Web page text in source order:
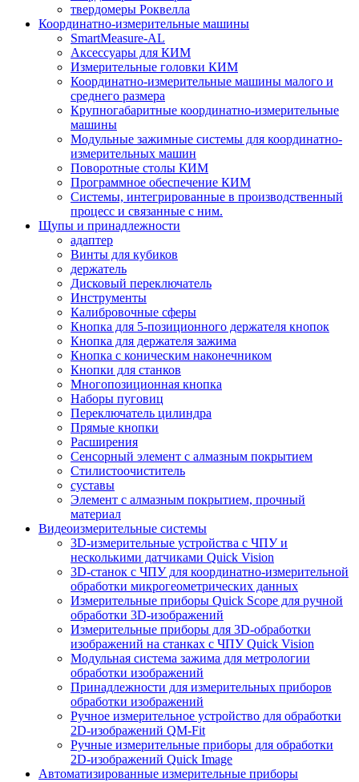
твердомеры Роквелла
Координатно-измерительные машины
SmartMeasure-AL
Аксессуары для КИМ
Измерительные головки КИМ
Координатно-измерительные машины малого и
среднего размера
Крупногабаритные координатно-измерительные
машины
Модульные зажимные системы для координатно-
измерительных машин
Поворотные столы КИМ
Программное обеспечение КИМ
Системы, интегрированные в производственный
процесс и связанные с ним.
Щупы и принадлежности
адаптер
Винты для кубиков
держатель
Дисковый переключатель
Инструменты
Калибровочные сферы
Кнопка для 5-позиционного держателя кнопок
Кнопка для держателя зажима
Кнопка с коническим наконечником
Кнопки для станков
Многопозиционная кнопка
Наборы пуговиц
Переключатель цилиндра
Прямые кнопки
Расширения
Сенсорный элемент с алмазным покрытием
Стилистоочиститель
суставы
Элемент с алмазным покрытием, прочный
материал
Видеоизмерительные системы
3D-измерительные устройства с ЧПУ и
несколькими датчиками Quick Vision
3D-станок с ЧПУ для координатно-измерительной
обработки микрогеометрических данных
Измерительные приборы Quick Scope для ручной
обработки 3D-изображений
Измерительные приборы для 3D-обработки
изображений на станках с ЧПУ Quick Vision
Модульная система зажима для метрологии
обработки изображений
Принадлежности для измерительных приборов
обработки изображений
Ручное измерительное устройство для обработки
2D-изображений QM-Fit
Ручные измерительные приборы для обработки
2D-изображений Quick Image
Автоматизированные измерительные приборы